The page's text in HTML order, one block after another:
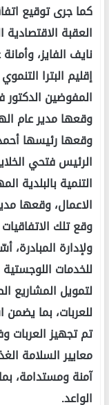
كما جرى توقيع
العقبة
نايف الفايز،
إقليم البترا
المفوضين الدكتور
وقعها مدير عام
وقعها رئيسها
الرئيس فتحي
التنمية
الاعمال، وقعها
وقع تلك
ولإدارة
للخدمات
لتمويل المشاريع
للعربات، بما
تم تجهيز
معايير السلامة
آمنة ومستدامة،
الواعد.